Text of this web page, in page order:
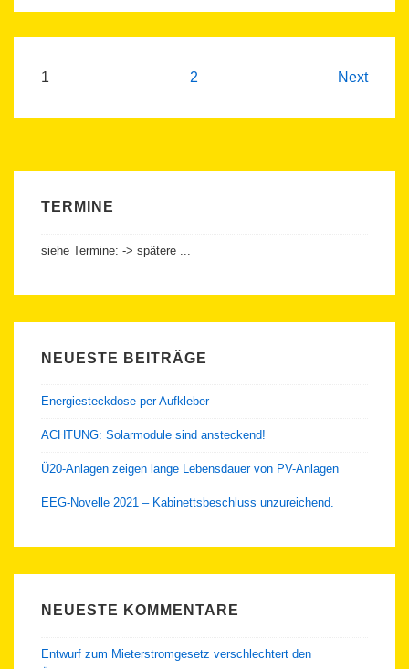
wirft
viele
auf!
Beitragsnavigation
1 2 Next
TERMINE
siehe Termine: -> spätere ...
NEUESTE BEITRÄGE
Energiesteckdose per Aufkleber
ACHTUNG: Solarmodule sind ansteckend!
Ü20-Anlagen zeigen lange Lebensdauer von PV-Anlagen
EEG-Novelle 2021 – Kabinettsbeschluss unzureichend.
NEUESTE KOMMENTARE
Entwurf zum Mieterstromgesetz verschlechtert den